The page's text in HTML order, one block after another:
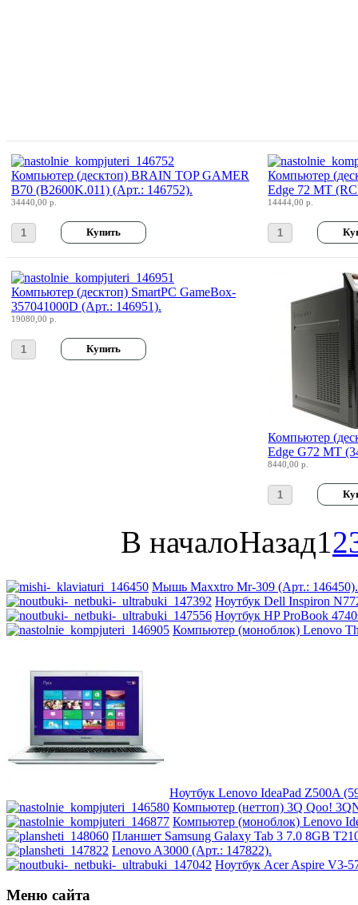
Smartpc(3)
Solarwind(1)
Sony
Steelseries
Supercomp
Sven
Tt esports
Verbatim
Viewsonic
Wexler
Wibtek
Zalman
Zotac
Ай ти лайн(26)
Компьютер (десктоп) BRAIN TOP GAMER
B70 (B2600K.011) (Арт.: 146752).
34440,00 р.
Компьютер
Edge 72 MT
14444,00 р.
Компьютер (десктоп) SmartPC GameBox-
357041000D (Арт.: 146951).
19080,00 р.
Компьютер
Edge G72 MT
8440,00 р.
В началоНазад1 2
Мышь Maxxtro Mr-309 (Арт.: 146450).
Ноутбук Dell Inspiron
Ноутбук HP ProBook
Компьютер (моноблок) Lenovo
Ноутбук Lenovo IdeaPad Z500A
Компьютер (неттоп) 3Q Qoo!
Компьютер (моноблок) Lenovo
Планшет Samsung Galaxy Tab 3 7.0 8GB
Lenovo A3000 (Арт.: 147822).
Ноутбук Acer Aspire V3-
Меню сайта